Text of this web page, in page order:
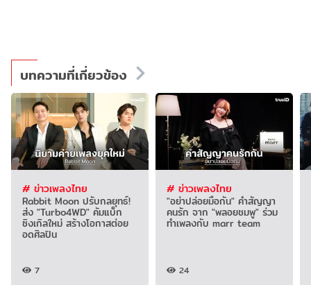
บทความที่เกี่ยวข้อง
# ข่าวเพลงไทย
Rabbit Moon ปรับกลยุทธ์!
ส่ง "Turbo4WD" คัมแบ็ก
ซิงเกิลใหม่ สร้างโอกาสต่อย
อดศิลปิน
7
# ข่าวเพลงไทย
"อย่าปล่อยมือกัน" คำสัญญา
คนรัก จาก "พลอยชมพู" ร่วม
ทำเพลงกับ marr team
24